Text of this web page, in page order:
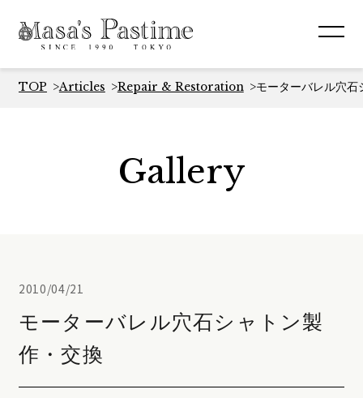
TOP Articles Repair & Restoration モーターバレル穴石
Gallery
2010/04/21
モーターバレル穴石シャトン製
作・交換